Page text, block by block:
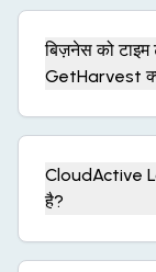
बिज़नेस को
GetHarvest
CloudActive
है?